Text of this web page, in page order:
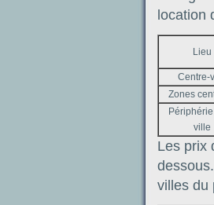
location
Lieu
Centre-
Zones
ville
Les prix
villes du